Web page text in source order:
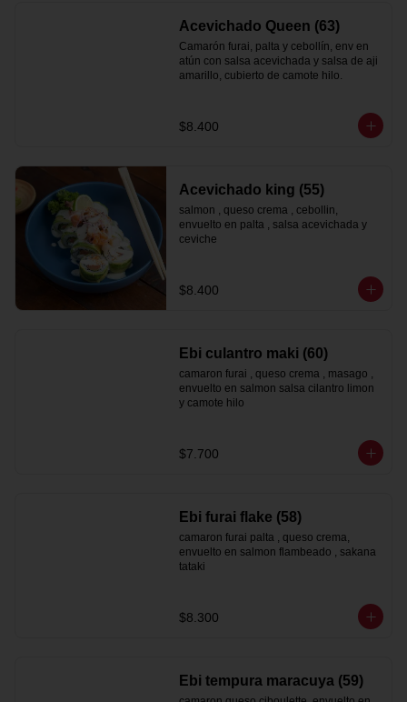
Acevichado Queen (63)
Camarón furai, palta y cebollín, env en
atún con salsa acevichada y salsa de aji
amarillo, cubierto de camote hilo.
$8.400
Acevichado king (55)
salmon , queso crema , cebollin,
envuelto en palta , salsa acevichada y
ceviche
$8.400
Ebi culantro maki (60)
camaron furai , queso crema , masago ,
envuelto en salmon salsa cilantro limon
y camote hilo
$7.700
Ebi furai flake (58)
camaron furai palta , queso crema,
envuelto en salmon flambeado , sakana
tataki
$8.300
Ebi tempura maracuya (59)